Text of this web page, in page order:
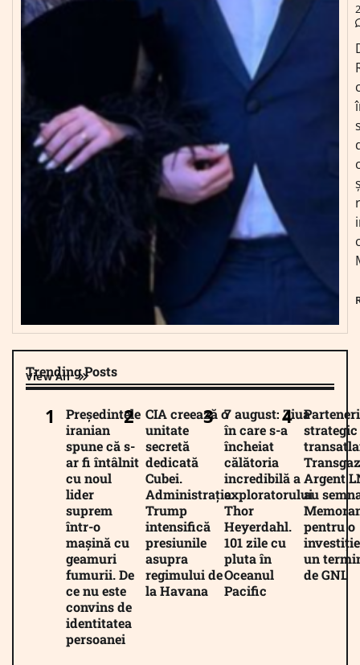
Trending Posts
View All
Președintele
iranian
spune că s-
ar fi întâlnit
cu noul
lider
suprem
într-o
mașină cu
geamuri
fumurii. De
ce nu este
convins de
identitatea
persoanei
CIA creează o
unitate
secretă
dedicată
Cubei.
Administrația
Trump
intensifică
presiunile
asupra
regimului de
la Havana
7 august: Ziua
în care s-a
încheiat
călătoria
incredibilă a
exploratorului
Thor
Heyerdahl.
101 zile cu
pluta în
Oceanul
Pacific
strategic
Argent
au
pentru o
un
de GNL